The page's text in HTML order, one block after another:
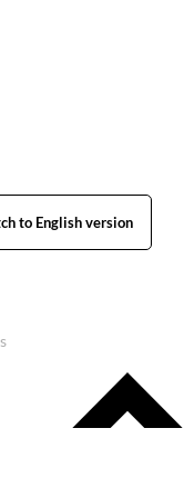
to English version